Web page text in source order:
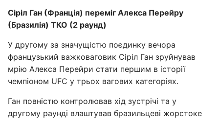
Сіріл Ган (Франція) переміг Алекса Перейру
(Бразилія) ТКО (2 раунд)
У другому за значущістю поєдинку вечора
французький важковаговик Сіріл Ган зруйнував
мрію Алекса Перейри стати першим в історії
чемпіоном UFC у трьох вагових категоріях.
Ган повністю контролював хід зустрічі та у
другому раунді влаштував бразильцеві жорстоке